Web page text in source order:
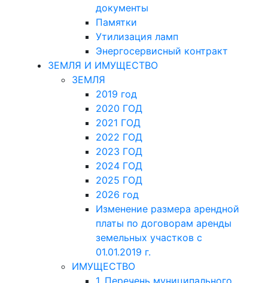
документы
Памятки
Утилизация ламп
Энергосервисный контракт
ЗЕМЛЯ И ИМУЩЕСТВО
ЗЕМЛЯ
2019 год
2020 ГОД
2021 ГОД
2022 ГОД
2023 ГОД
2024 ГОД
2025 ГОД
2026 год
Изменение размера арендной
платы по договорам аренды
земельных участков с
01.01.2019 г.
ИМУЩЕСТВО
1. Перечень муниципального